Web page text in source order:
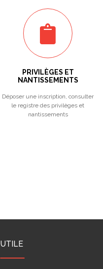
PRIVILÈGES ET
NANTISSEMENTS
Déposer une inscription, consulter
le registre des privilèges et
nantissements
UTILE